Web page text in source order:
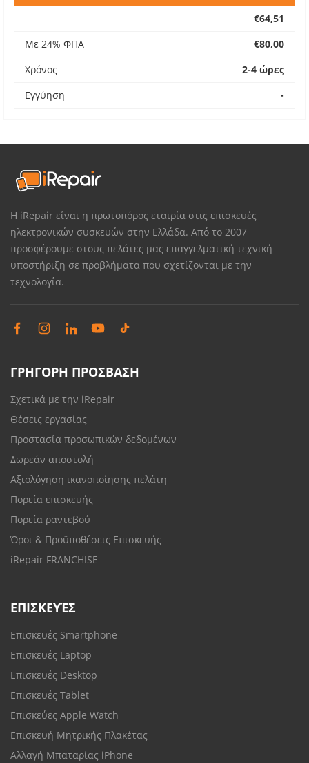
€64,51
Με 24% ΦΠΑ
€80,00
Χρόνος
2-4 ώρες
Εγγύηση
-
Η iRepair είναι η πρωτοπόρος εταιρία στις επισκευές
ηλεκτρονικών συσκευών στην Ελλάδα. Από το 2007
προσφέρουμε στους πελάτες μας επαγγελματική τεχνική
υποστήριξη σε προβλήματα που σχετίζονται με την
τεχνολογία.
ΓΡΗΓΟΡΗ ΠΡΟΣΒΑΣΗ
Σχετικά με την iRepair
Θέσεις εργασίας
Προστασία προσωπικών δεδομένων
Δωρεάν αποστολή
Αξιολόγηση ικανοποίησης πελάτη
Πορεία επισκευής
Πορεία ραντεβού
Όροι & Προϋποθέσεις Επισκευής
iRepair FRANCHISE
ΕΠΙΣΚΕΥΈΣ
Επισκευές Smartphone
Επισκευές Laptop
Επισκευές Desktop
Επισκευές Tablet
Επισκεύες Apple Watch
Επισκευή Μητρικής Πλακέτας
Αλλαγή Μπαταρίας iPhone